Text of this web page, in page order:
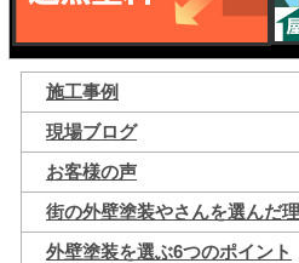
施工事例
現場ブログ
お客様の声
街の外壁塗装やさんを選んだ
外壁塗装を選ぶ6つのポイント